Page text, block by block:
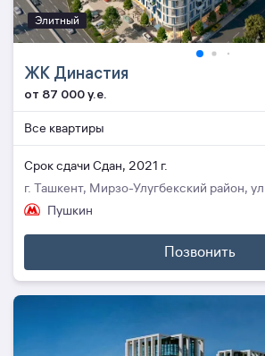
Элитный
ЖК Династия
от 87 000 y.e.
Все квартиры
Cрок сдачи Сдан, 2021 г.
г. Ташкент, Мирзо-Улугбекский район,
Пушкин
Позвонить